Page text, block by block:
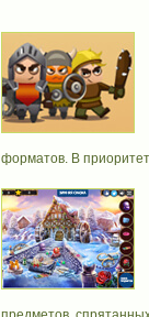
форматов. В